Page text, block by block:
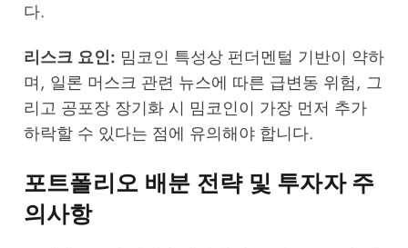
다.
리스크 요인: 밈코인 특성상 펀더멘털 기반이 약하
며, 일론 머스크 관련 뉴스에 따른 급변동 위험, 그
리고 공포장 장기화 시 밈코인이 가장 먼저 추가
하락할 수 있다는 점에 유의해야 합니다.
포트폴리오 배분 전략 및 투자자 주
의사항